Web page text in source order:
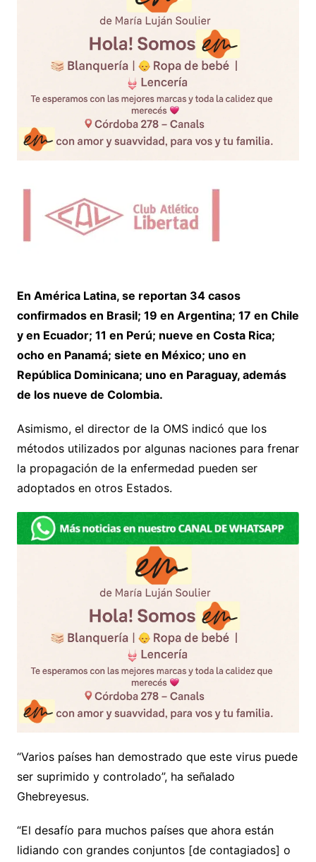
En América Latina, se reportan 34 casos
confirmados en Brasil; 19 en Argentina; 17 en Chile
y en Ecuador; 11 en Perú; nueve en Costa Rica;
ocho en Panamá; siete en México; uno en
República Dominicana; uno en Paraguay, además
de los nueve de Colombia.
Asimismo, el director de la OMS indicó que los
métodos utilizados por algunas naciones para frenar
la propagación de la enfermedad pueden ser
adoptados en otros Estados.
“Varios países han demostrado que este virus puede
ser suprimido y controlado”, ha señalado
Ghebreyesus.
“El desafío para muchos países que ahora están
lidiando con grandes conjuntos [de contagiados] o